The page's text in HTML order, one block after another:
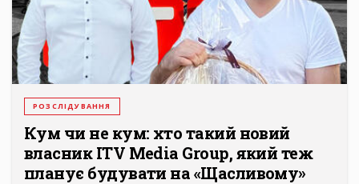
РОЗСЛІДУВАННЯ
Кум чи не кум: хто такий новий
власник ITV Media Group, який теж
планує будувати на «Щасливому»